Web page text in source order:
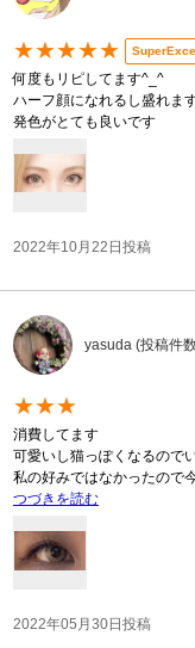
★★★★★
何度もリピしてます^_^
ハーフ顔になれるし盛れま
発色がとても良いです
2022年10月22日投稿
yasuda (投稿件
★★★
消費してます
可愛いし猫っぽくなるので
私の好みではなかったので
つづきを読む
2022年05月30日投稿